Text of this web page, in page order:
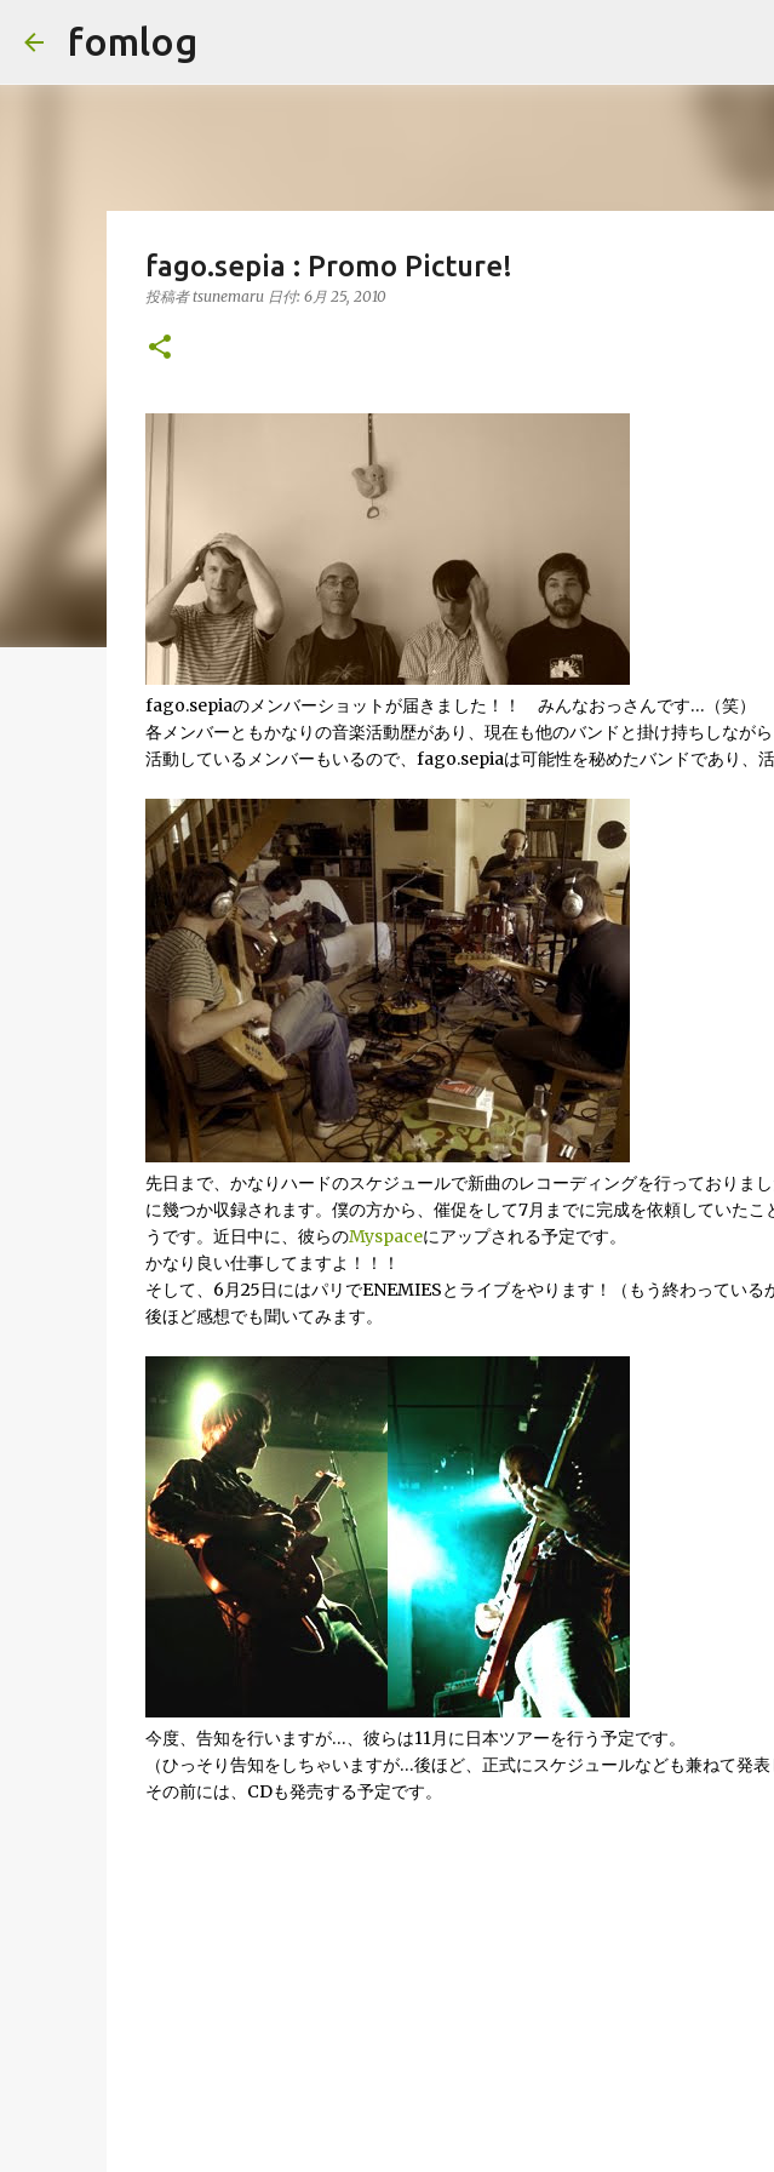
fomlog
fago.sepia : Promo Picture!
投稿者tsunemaru 日付: 6月 25, 2010
fago.sepiaのメンバーショットが届きました！！ みんなおっさんです…（笑）
各メンバーともかなりの音楽活動歴があり、現在も他のバンドと掛け持ちしながら
活動しているメンバーもいるので、fago.sepiaは可能性を秘めたバンドであり、活
先日まで、かなりハードのスケジュールで新曲のレコーディングを行っておりま
に幾つか収録されます。僕の方から、催促をして7月までに完成を依頼していた
うです。近日中に、彼らのMyspaceにアップされる予定です。
かなり良い仕事してますよ！！！
そして、6月25日にはパリでENEMIESとライブをやります！（もう終わっている
後ほど感想でも聞いてみます。
今度、告知を行いますが…、彼らは11月に日本ツアーを行う予定です。
（ひっそり告知をしちゃいますが…後ほど、正式にスケジュールなども兼ねて発表
その前には、CDも発売する予定です。